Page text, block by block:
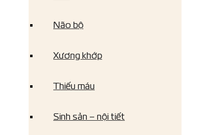
Não bộ
Xương khớp
Thiếu máu
Sinh sản – nội tiết